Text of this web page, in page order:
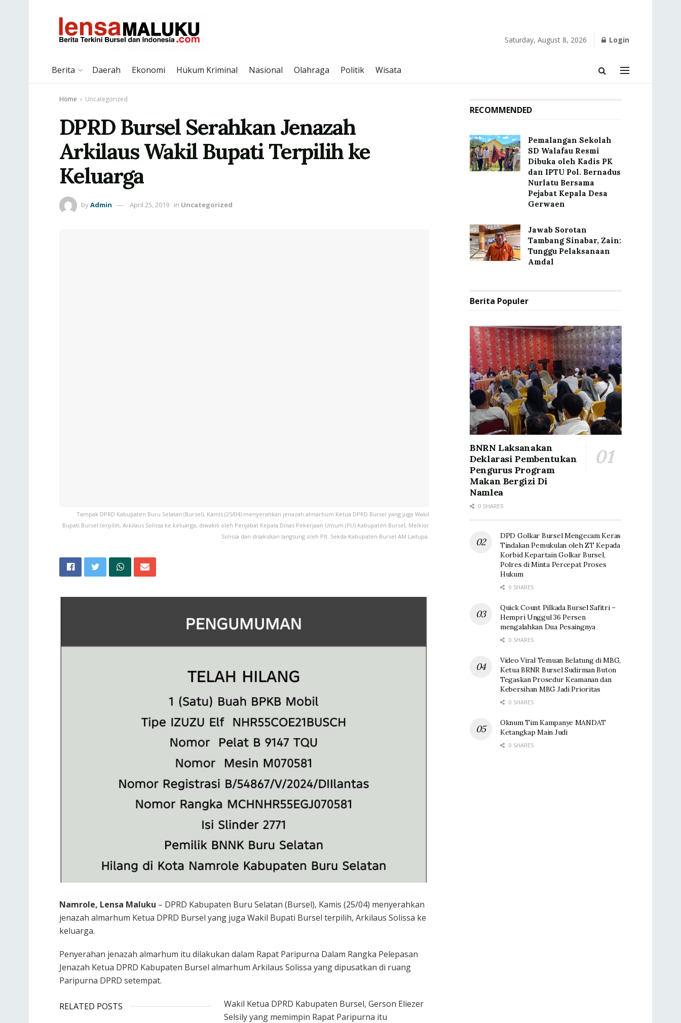
Saturday, August 8, 2026 Login
Berita Daerah Ekonomi Hukum Kriminal Nasional Olahraga Politik Wisata
Home Uncategorized
DPRD Bursel Serahkan Jenazah
Arkilaus Wakil Bupati Terpilih ke
Keluarga
byAdmin April 25, 2019 in Uncategorized
Tampak DPRD Kabupaten Buru Selatan (Bursel), Kamis (25/04) menyerahkan jenazah almarhum Ketua DPRD Bursel yang juga Wakil
Bupati Bursel terpilih, Arkilaus Solissa ke keluarga, diwakili oleh Penjabat Kepala Dinas Pekerjaan Umum (PU) Kabupaten Bursel, Melkior
Solissa dan disaksikan langsung oleh Plt. Sekda Kabupaten Bursel AM Laitupa.
Namrole, Lensa Maluku – DPRD Kabupaten Buru Selatan (Bursel), Kamis (25/04) menyerahkan
jenazah almarhum Ketua DPRD Bursel yang juga Wakil Bupati Bursel terpilih, Arkilaus Solissa ke
keluarga.
Penyerahan jenazah almarhum itu dilakukan dalam Rapat Paripurna Dalam Rangka Pelepasan
Jenazah Ketua DPRD Kabupaten Bursel almarhum Arkilaus Solissa yang dipusatkan di ruang
Paripurna DPRD setempat.
RELATED POSTS
Wakil Ketua DPRD Kabupaten Bursel, Gerson Eliezer
Selsily yang memimpin Rapat Paripurna itu
RECOMMENDED
Pemalangan Sekolah
SD Walafau Resmi
Dibuka oleh Kadis PK
dan IPTU Pol. Bernadus
Nurlatu Bersama
Pejabat Kepala Desa
Gerwaen
Jawab Sorotan
Tambang Sinabar, Zain:
Tunggu Pelaksanaan
Amdal
Berita Populer
BNRN Laksanakan
Deklarasi Pembentukan
Pengurus Program
Makan Bergizi Di
Namlea
0 SHARES
DPD Golkar Bursel Mengecam Keras
Tindakan Pemukulan oleh ZT Kepada
Korbid Kepartain Golkar Bursel,
Polres di Minta Percepat Proses
Hukum
0 SHARES
Quick Count Pilkada Bursel Safitri –
Hempri Unggul 36 Persen
mengalahkan Dua Pesaingnya
0 SHARES
Video Viral Temuan Belatung di MBG,
Ketua BRNR Bursel Sudirman Buton
Tegaskan Prosedur Keamanan dan
Kebersihan MBG Jadi Prioritas
0 SHARES
Oknum Tim Kampanye MANDAT
Ketangkap Main Judi
0 SHARES